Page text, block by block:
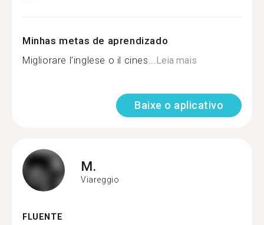
Minhas metas de aprendizado
Migliorare l’inglese o il cines...Leia mais
Baixe o aplicativo
M.
Viareggio
FLUENTE